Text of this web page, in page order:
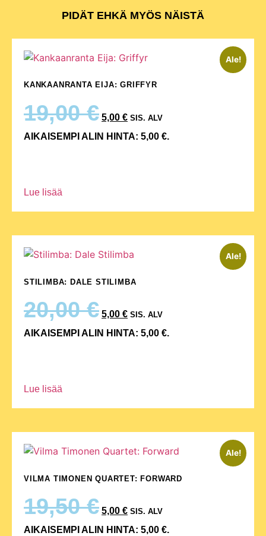
PIDÄT EHKÄ MYÖS NÄISTÄ
Ale!
KANKAANRANTA EIJA: GRIFFYR
19,00€ 5,00 € SIS. ALV
AIKAISEMPI ALIN HINTA: 5,00 €.
Lue lisää
Ale!
STILIMBA: DALE STILIMBA
20,00€ 5,00 € SIS. ALV
AIKAISEMPI ALIN HINTA: 5,00 €.
Lue lisää
Ale!
VILMA TIMONEN QUARTET: FORWARD
19,50€ 5,00 € SIS. ALV
AIKAISEMPI ALIN HINTA: 5,00 €.